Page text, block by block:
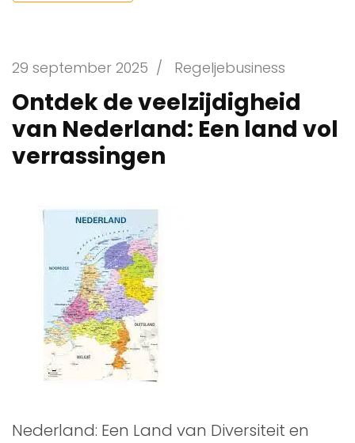
29 september 2025 / Regeljebusiness
Ontdek de veelzijdigheid
van Nederland: Een land vol
verrassingen
Nederland: Een Land van Diversiteit en